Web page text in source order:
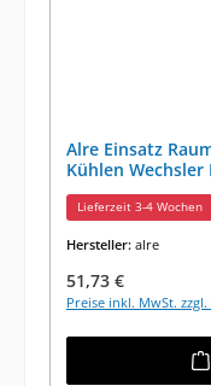
Alre Einsatz
Kühlen Wechsler
Lieferzeit 3-4 Wochen
Hersteller: alre
Regulärer Preis:
51,73 €
Preise inkl. MwSt.